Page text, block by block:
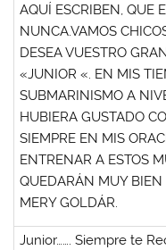
AQUÍ ESCRIBEN, QUE
NUNCA.VAMOS
DESEA VUESTRO
«JUNIOR «. EN MIS
SUBMARINISMO A
HUBIERA GUSTADO
SIEMPRE EN MIS
ENTRENAR A ESTOS
QUEDARÁN MUY BIEN
MERY GOLDÁR.
Junior……. Siempre te